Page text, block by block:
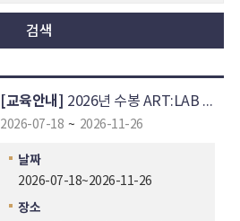
검색
[교육안내] 2026년 수봉 ART:LAB - AI부터 사진, 어반스케치까지! 나도 아트 크리에이터!
2026-07-18 ~ 2026-11-26
날짜
2026-07-18~2026-11-26
장소